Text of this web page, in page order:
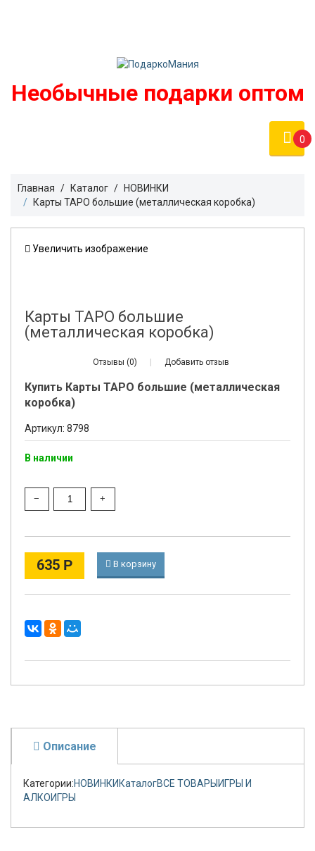
Необычные подарки оптом
0
Главная Каталог
HОВИНКИ
Карты ТАРО большие (металлическая коробка)
Увеличить изображение
Карты ТАРО большие
(металлическая коробка)
Отзывы (0) Добавить отзыв
Купить Карты ТАРО большие (металлическая
коробка)
Артикул: 8798
В наличии
635 Р В корзину
Описание
Категории:HОВИНКИ КаталогВСЕ ТОВАРЫ ИГРЫ И
АЛКОИГРЫ